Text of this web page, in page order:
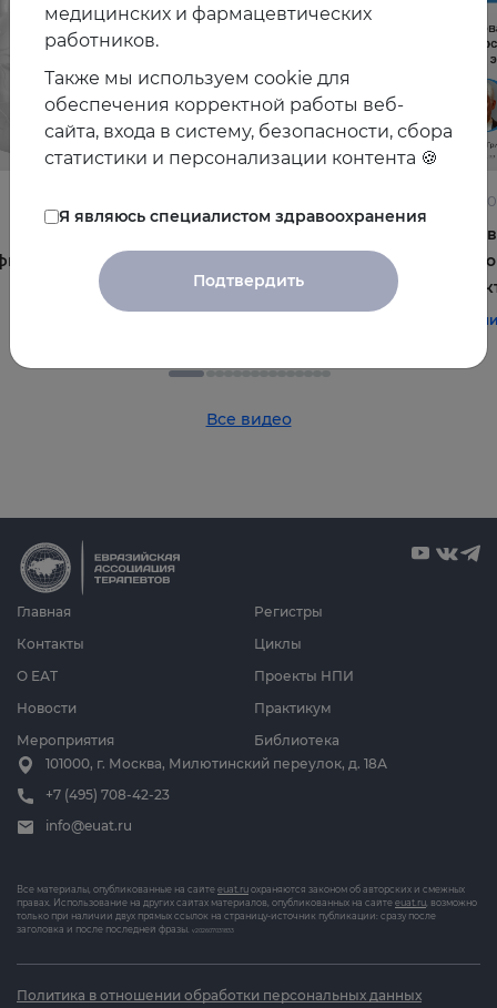
терапевта
#терапия #постменопауза #женское_здоровье
и
и
Все видео
Главная
О ЕАТ
Новости
Мероприятия
Циклы
Проекты НПИ
Практикум
Библиотека
Регистры
Контакты
101000, г. Москва, Милютинский переулок, д. 18А
+7 (495) 708-42-23
info@euat.ru
Все материалы, опубликованные на сайте euat.ru охраняются законом об авторских и смежных
правах. Использование на других сайтах материалов, опубликованных на сайте euat.ru, возможно
только при наличии двух прямых ссылок на страницу-источник публикации: сразу после
заголовка и после последней фразы. v202607031833
Политика в отношении обработки персональных данных
медицинских и фармацевтических
работников.
Также мы используем cookie для
обеспечения корректной работы веб-
сайта, входа в систему, безопасности, сбора
статистики и персонализации контента 🍪
Я являюсь специалистом здравоохранения
Подтвердить